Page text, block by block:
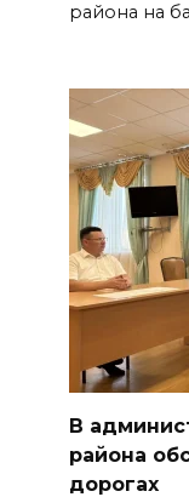
района на
В
района
дорогах